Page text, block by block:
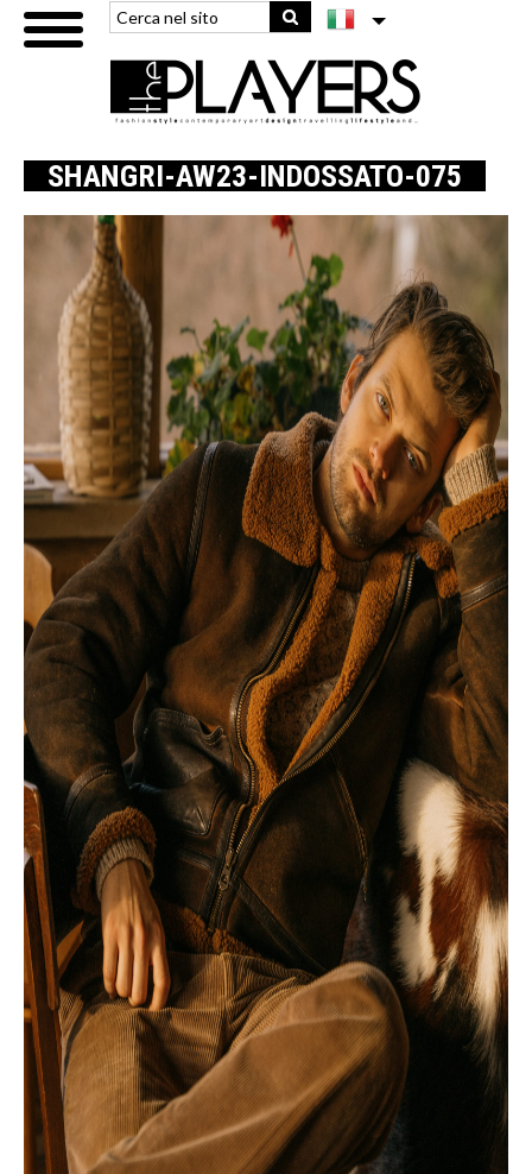
SHANGRI-AW23-INDOSSATO-075